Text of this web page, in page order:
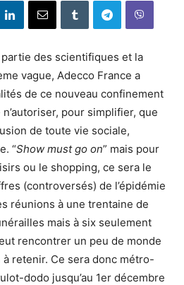
partie des scientifiques et la
vague, Adecco France a
de ce nouveau confinement
pour simplifier, que
de toute vie sociale,
“Show must go on” mais pour
ou le shopping, ce sera le
(controversés) de l’épidémie
réunions à une trentaine de
mais à six seulement
rencontrer un peu de monde
à retenir. Ce sera donc métro-
dodo jusqu’au 1er décembre